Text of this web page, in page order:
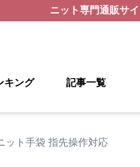
ニット専門通販サイ
キング 記事一覧
ット手袋 指先操作対応